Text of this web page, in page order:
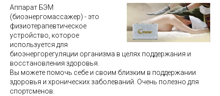
Аппарат БЭМ
(биоэнергомассажер) - это
физиотерапевтическое
устройство, которое
используется для
биоэнергорегуляции организма в целях поддержания и
восстановления здоровья.
Вы можете помочь себе и своим близким в поддержании
здоровья и хронических заболеваний. Очень полезно для
спортсменов.